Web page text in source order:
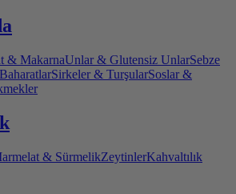
& MakarnaUnlar & Glutensiz UnlarSebze
Sirkeler & TurşularSoslar &
& SürmelikZeytinlerKahvaltılık